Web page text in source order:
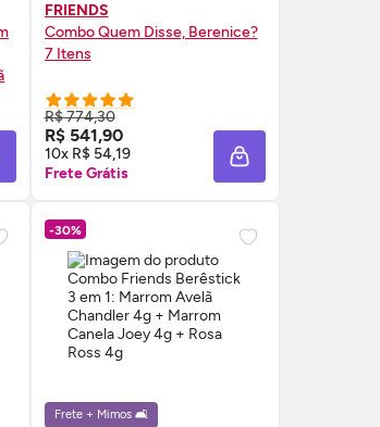
À SACOLA
FRIENDS
Combo Quem Disse, Berenice?
7 Itens
R$ 774,30
R$ 541,90
10x R$ 54,19
Frete Grátis
COMPRE AGORA ❯
ADICIONAR À
-30%
Frete + Mimos 🛋️